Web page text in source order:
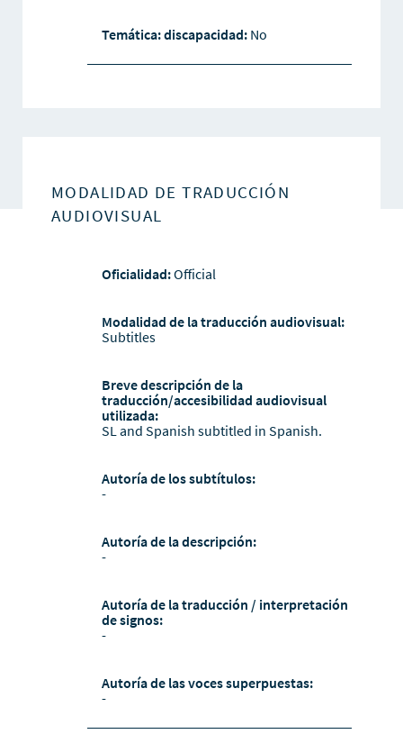
Temática: discapacidad: No
MODALIDAD DE TRADUCCIÓN
AUDIOVISUAL
Oficialidad:Official
Modalidad de la traducción audiovisual:
Subtitles
Breve descripción de la
traducción/accesibilidad audiovisual
utilizada:
SL and Spanish subtitled in Spanish.
Autoría de los subtítulos:
-
Autoría de la descripción:
-
Autoría de la traducción / interpretación
de signos:
-
Autoría de las voces superpuestas:
-